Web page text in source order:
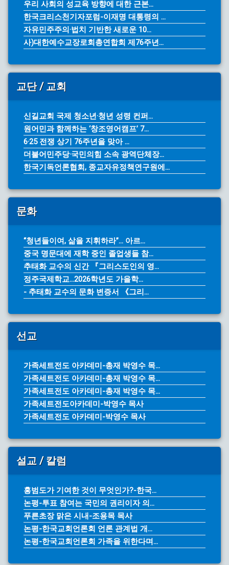
우리 사회의 성교육 방향에 대한 근본...
한국크리스천기자포럼-이재명 대통령의 ...
자유민주주의·법치 기반한 새로운 10...
사)대한예수교장로회총연합회 제76주년...
교단 / 교회
신길교회 국제 청소년·청년 성령 컨퍼...
원어민과 함께하는 ‘창조영어캠프’ 7...
6·25 전쟁 상기 76주년을 맞아 ...
더불어민주당·국민의힘 소속 광역단체장...
한국기독언론협회, 종교자유정책연구원에...
문화
“청년들이여, 삶을 지휘하라”… 아르...
중국 명문대에 재학 중인 졸업생들 참...
추태화 교수의 신간 『그리스도인의 영...
정주국제학교...2026학년도 가을학...
- 추태화 교수의 문화 변증서 《그리...
선교
가족세트전도 아카데미-총재 박영수 목...
가족세트전도 아카데미-총재 박영수 목...
가족세트전도 아카데미-총재 박영수 목...
가족세트전도아카데미-박영수 목사
가족세트전도 아카데미-박영수 목사
설교 / 칼럼
홍범도가 기여한 것이 무엇인가?-한국...
논평-투표 참여는 국민의 권리이자 의...
푸른초장 맑은 시내-조용목 목사
논평-한국교회언론회 언론 관계법 개...
논평-한국교회언론회 가족을 위한다며...